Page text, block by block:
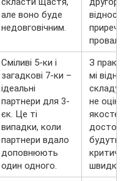
але воно буде
недовговічним.
провал.
Сміливі 5-ки і
загадкові 7-ки –
ідеальні
партнери для 3-
єк. Це ті
випадки, коли
партнери вдало
доповнюють
один одного.
З
мі
не
якостей
будуть
швидко